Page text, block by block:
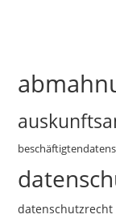
datenschutzrecht